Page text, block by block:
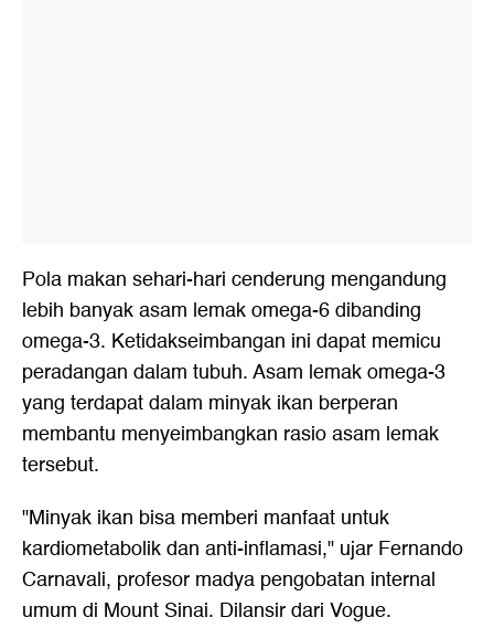
Pola makan sehari-hari cenderung mengandung
lebih banyak asam lemak omega-6 dibanding
omega-3. Ketidakseimbangan ini dapat memicu
peradangan dalam tubuh. Asam lemak omega-3
yang terdapat dalam minyak ikan berperan
membantu menyeimbangkan rasio asam lemak
tersebut.
"Minyak ikan bisa memberi manfaat untuk
kardiometabolik dan anti-inflamasi," ujar Fernando
Carnavali, profesor madya pengobatan internal
umum di Mount Sinai. Dilansir dari Vogue.